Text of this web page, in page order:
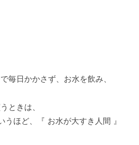
毎日かかさず、お水を飲み、
ときは、
うほど、『 お水が大すき人間 』